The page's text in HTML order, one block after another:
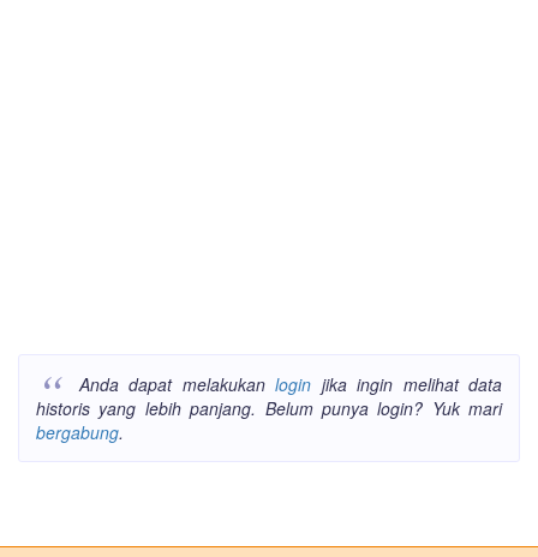
Anda dapat melakukanlogin jika ingin melihat data
historis yang lebih panjang. Belum punya login? Yuk mari
bergabung.